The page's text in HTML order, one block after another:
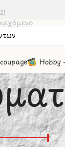
Hobby